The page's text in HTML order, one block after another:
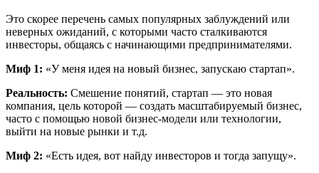
Это скорее перечень самых популярных заблуждений или
неверных ожиданий, с которыми часто сталкиваются
инвесторы, общаясь с начинающими предпринимателями.
Миф 1: «У меня идея на новый бизнес, запускаю стартап».
Реальность: Смешение понятий, стартап — это новая
компания, цель которой — создать масштабируемый бизнес,
часто с помощью новой бизнес-модели или технологии,
выйти на новые рынки и т.д.
Миф 2: «Есть идея, вот найду инвесторов и тогда запущу».